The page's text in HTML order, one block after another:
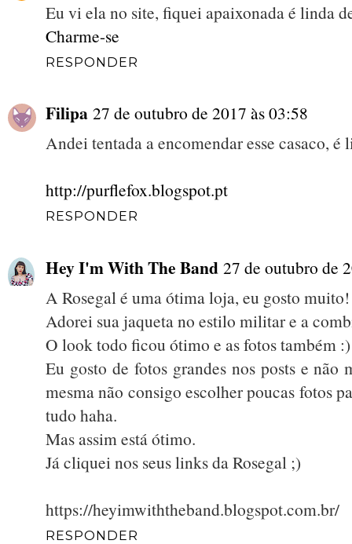
Eu vi ela no site, fiquei apaixonada é linda
Charme-se
RESPONDER
Filipa 27 de outubro de 2017 às 03:58
Andei tentada a encomendar esse casaco, é
http://purflefox.blogspot.pt
RESPONDER
Hey I'm With The Band 27 de outubro de
A Rosegal é uma ótima loja, eu gosto muito!
Adorei sua jaqueta no estilo militar e a
O look todo ficou ótimo e as fotos também :)
Eu gosto de fotos grandes nos posts e
mesma não consigo escolher poucas fotos
tudo haha.
Mas assim está ótimo.
Já cliquei nos seus links da Rosegal ;)
https://heyimwiththeband.blogspot.com.br/
RESPONDER